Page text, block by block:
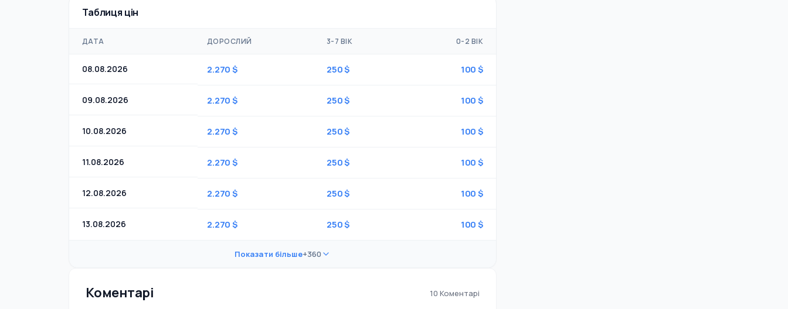
Таблиця цін
ДАТА ДОРОСЛИЙ 3-7 ВІК 0-2 ВІК
08.08.2026 2.270 $ 250 $ 100 $
09.08.2026 2.270 $ 250 $ 100 $
10.08.2026 2.270 $ 250 $ 100 $
11.08.2026 2.270 $ 250 $ 100 $
12.08.2026 2.270 $ 250 $ 100 $
13.08.2026 2.270 $ 250 $ 100 $
Показати більше+360
Коментарі 10 Коментарі